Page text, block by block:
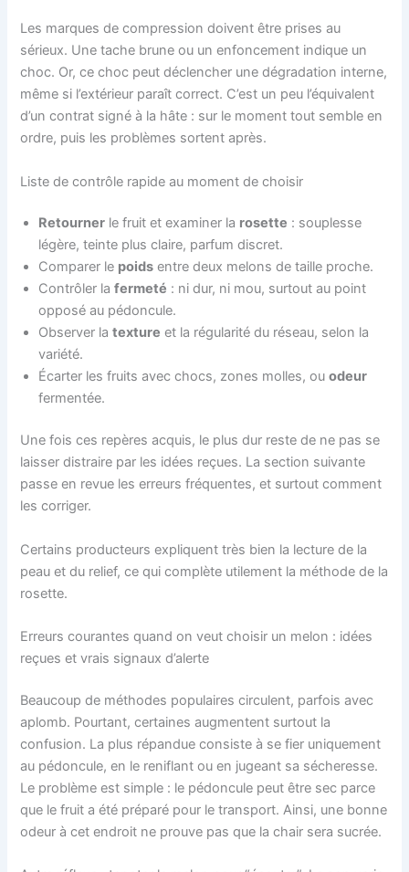
Les marques de compression doivent être prises au
sérieux. Une tache brune ou un enfoncement indique un
choc. Or, ce choc peut déclencher une dégradation interne,
même si l’extérieur paraît correct. C’est un peu l’équivalent
d’un contrat signé à la hâte : sur le moment tout semble en
ordre, puis les problèmes sortent après.
Liste de contrôle rapide au moment de choisir
Retourner le fruit et examiner la rosette : souplesse
légère, teinte plus claire, parfum discret.
Comparer le poids entre deux melons de taille proche.
Contrôler lafermeté : ni dur, ni mou, surtout au point
opposé au pédoncule.
Observer latexture et la régularité du réseau, selon la
variété.
Écarter les fruits avec chocs, zones molles, ouodeur
fermentée.
Une fois ces repères acquis, le plus dur reste de ne pas se
laisser distraire par les idées reçues. La section suivante
passe en revue les erreurs fréquentes, et surtout comment
les corriger.
Certains producteurs expliquent très bien la lecture de la
peau et du relief, ce qui complète utilement la méthode de la
rosette.
Erreurs courantes quand on veut choisir un melon : idées
reçues et vrais signaux d’alerte
Beaucoup de méthodes populaires circulent, parfois avec
aplomb. Pourtant, certaines augmentent surtout la
confusion. La plus répandue consiste à se fier uniquement
au pédoncule, en le reniflant ou en jugeant sa sécheresse.
Le problème est simple : le pédoncule peut être sec parce
que le fruit a été préparé pour le transport. Ainsi, une bonne
odeur à cet endroit ne prouve pas que la chair sera sucrée.